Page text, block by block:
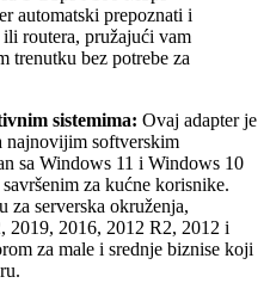
automatski prepoznati i
routera, pružajući vam
trenutku bez potrebe za
sistemima: Ovaj adapter je
najnovijim softverskim
sa Windows 11 i Windows 10
za kućne korisnike.
za serverska okruženja,
2019, 2016, 2012 R2, 2012 i
za male i srednje biznise koji